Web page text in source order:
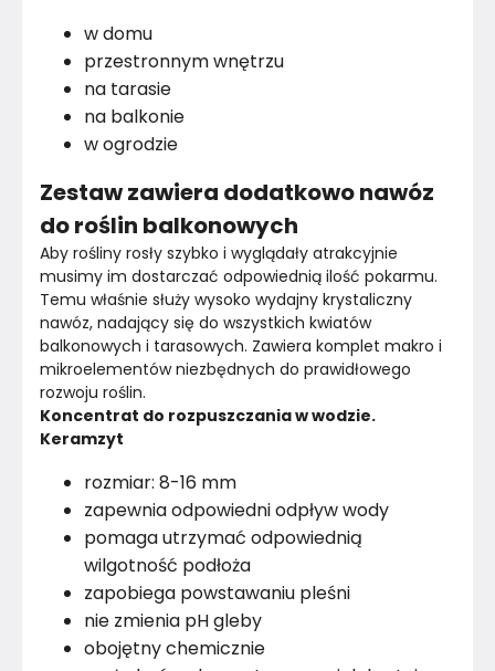
w domu
przestronnym wnętrzu
na tarasie
na balkonie
w ogrodzie
Zestaw zawiera dodatkowo nawóz
do roślin balkonowych
Aby rośliny rosły szybko i wyglądały atrakcyjnie
musimy im dostarczać odpowiednią ilość pokarmu.
Temu właśnie służy wysoko wydajny krystaliczny
nawóz, nadający się do wszystkich kwiatów
balkonowych i tarasowych. Zawiera komplet makro i
mikroelementów niezbędnych do prawidłowego
rozwoju roślin.
Koncentrat do rozpuszczania w wodzie.
Keramzyt
rozmiar: 8-16 mm
zapewnia odpowiedni odpływ wody
pomaga utrzymać odpowiednią
wilgotność podłoża
zapobiega powstawaniu pleśni
nie zmienia pH gleby
obojętny chemicznie